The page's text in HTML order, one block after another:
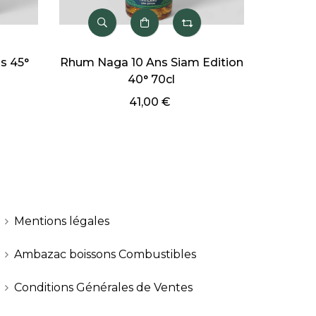
Rhum Naga 10 Ans Siam Edition
40° 70cl
41,00 €
Rhum
Mentions légales
Ambazac boissons Combustibles
Conditions Générales de Ventes